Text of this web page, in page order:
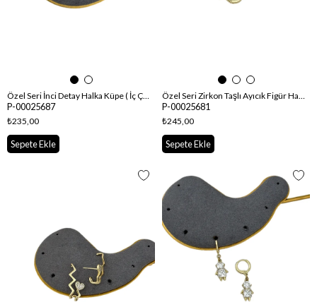
Özel Seri İnci Detay Halka Küpe ( İç Çap : 8 mm )
P-00025687
₺235,00
Sepete Ekle
Özel Seri Zirkon Taşlı Ayıcık Figür Halka Küpe ( İç Çap : 1 Cm )
P-00025681
₺245,00
Sepete Ekle